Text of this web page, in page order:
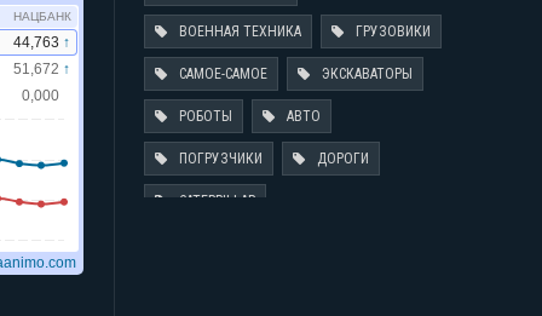
ВОЕННАЯ ТЕХНИКА ГРУЗОВИКИ
САМОЕ-САМОЕ ЭКСКАВАТОРЫ
РОБОТЫ АВТО
ПОГРУЗЧИКИ ДОРОГИ
CATERPILLAR